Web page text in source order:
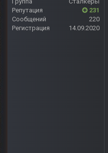
Репутация
231
Сообщений
220
Регистрация
14.09.2020